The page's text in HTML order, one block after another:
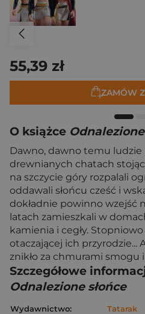
55,39 zł
ZAMÓW
O książce Odnalezione
Dawno, dawno temu ludzie
drewnianych chatach
na szczycie góry rozpalali
oddawali słońcu cześć i
dokładnie powinno wzejść
latach zamieszkali w
kamienia i cegły.
otaczającej ich przyrodzie...
znikło za chmurami smogu
Szczegółowe
Odnalezione słońce
Wydawnictwo:
Tatarak